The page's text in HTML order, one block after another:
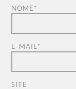
NOME *
E-MAIL *
SITE